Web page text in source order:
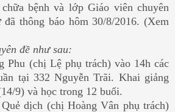
bệnh và lớp Giáo viên chuyên
thông báo hôm 30/8/2016. (Xem
đề như sau:
Phu (chị Lệ phụ trách) vào 14h các
tại 332 Nguyễn Trãi. Khai giảng
9) và học trong 12 buổi.
dịch (chị Hoàng Vân phụ trách)